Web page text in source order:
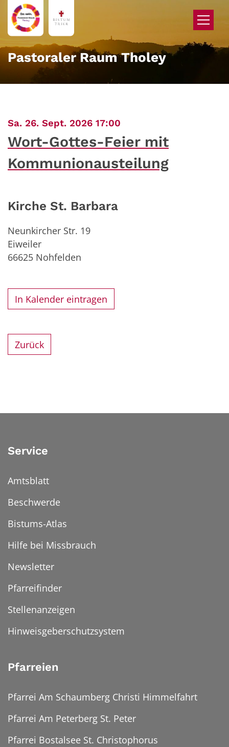
Zum Inhalt springen
Pastoraler Raum Tholey
Sa. 26. Sept. 2026 17:00
Wort-Gottes-Feier mit
Kommunionausteilung
Kirche St. Barbara
Neunkircher Str. 19
Eiweiler
66625 Nohfelden
In Kalender eintragen
Zurück
Service
Amtsblatt
Beschwerde
Bistums-Atlas
Hilfe bei Missbrauch
Newsletter
Pfarreifinder
Stellenanzeigen
Hinweisgeberschutzsystem
Pfarreien
Pfarrei Am Schaumberg Christi Himmelfahrt
Pfarrei Am Peterberg St. Peter
Pfarrei Bostalsee St. Christophorus